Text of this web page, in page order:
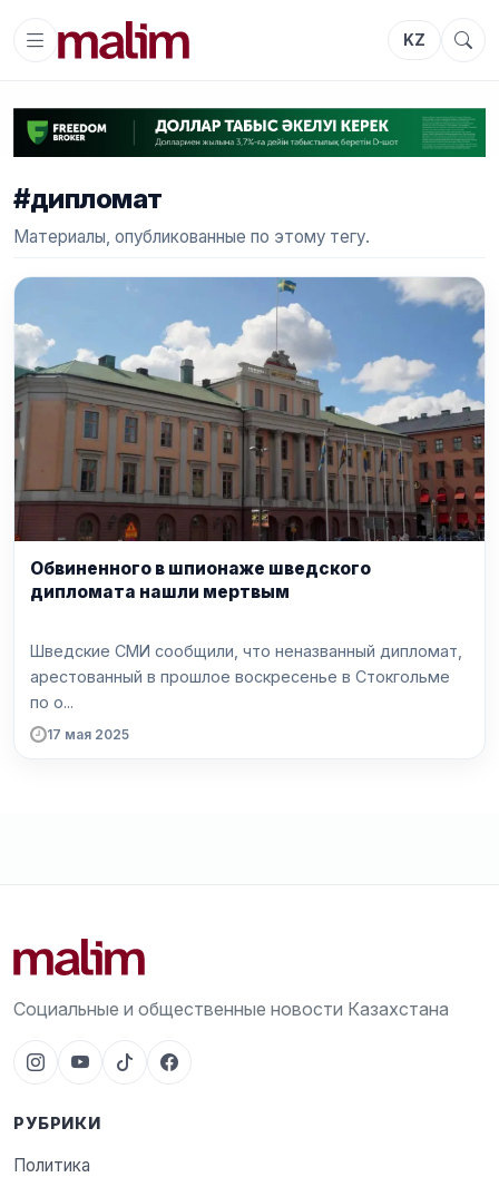
KZ
#дипломат
Материалы, опубликованные по этому тегу.
Обвиненного в шпионаже шведского
дипломата нашли мертвым
Шведские СМИ сообщили, что неназванный дипломат,
арестованный в прошлое воскресенье в Стокгольме
по о...
17 мая 2025
Социальные и общественные новости Казахстана
РУБРИКИ
Политика